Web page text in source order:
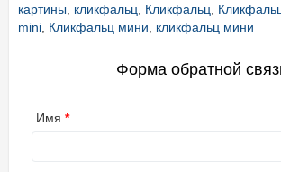
картины, кликфальц, Кликфальц,
mini, Кликфальц мини, кликфальц мини
Форма обратной
Имя